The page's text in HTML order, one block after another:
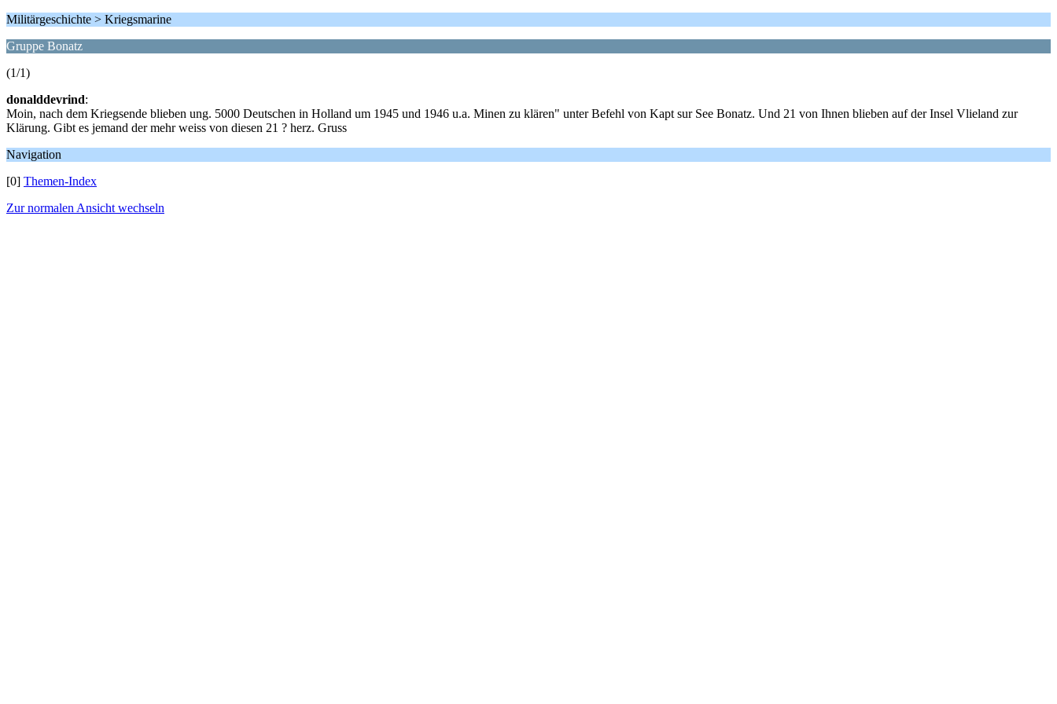
Militärgeschichte > Kriegsmarine
Gruppe Bonatz
(1/1)
donalddevrind:
Moin, nach dem Kriegsende blieben ung. 5000 Deutschen in Holland um 1945 und 1946 u.a. Minen zu klären" unter Befehl von Kapt sur See Bonatz. Und 21 von Ihnen blieben auf der Insel Vlieland zur
Klärung. Gibt es jemand der mehr weiss von diesen 21 ? herz. Gruss
Navigation
[0] Themen-Index
Zur normalen Ansicht wechseln